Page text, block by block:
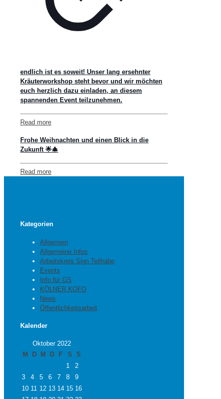
endlich ist es soweit! Unser lang ersehnter
Kräuterworkshop steht bevor und wir möchten
euch herzlich dazu einladen, an diesem
spannenden Event teilzunehmen.
Read more
Frohe Weihnachten und einen Blick in die
Zukunft 🌟🎄
Read more
Kategorien
Allgemein
Allgemeine Infos
Arbeitskreis Sign Teilhabe
Events
Info für GS
KÖLNER KOFO
News
Öffentlichkeitsarbeit
Kalender
Oktober 2022
M
D M D F S
S
1
2
3
4 5 6 7 8
9
10 11 12 13 14 15 16